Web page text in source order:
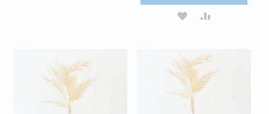
ΠΡΟΣΘΉΚΗ
ΛΊΣΤΑ
ΕΠΙΘΥΜΙΏΝ